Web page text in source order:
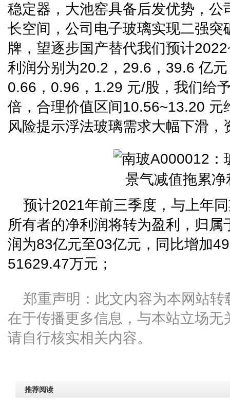
稳定器，大池窑具备后发优势，公
长空间，公司电子玻璃实现二强突
牌，望逐步国产替代我们预计
利润分别为20.2，29.6，39.6 亿
0.66，0.96，1.29 元/股，我们给
倍，合理价值区间10.56~13.20
风险提示浮法玻璃需求大幅下滑，
预计2021年前三季度，与上年
所有者的净利润将转为盈利，归
润为83亿元至03亿元，同比增加
51629.47万元；
郑重声明：此文内容为本网站
在于传播更多信息，与本站立场无
请自行核实相关内容。
推荐阅读